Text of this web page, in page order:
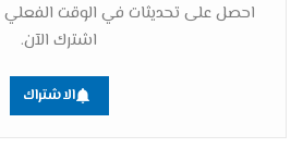
احصل على تحديثات في الوقت
اشترك الآن.
الاشتراك